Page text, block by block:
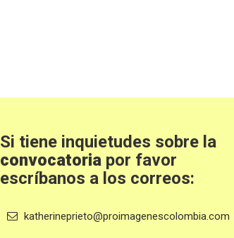
Si tiene inquietudes sobre la
convocatoria por favor
escríbanos a los correos:
katherineprieto@proimagenescolombia.com